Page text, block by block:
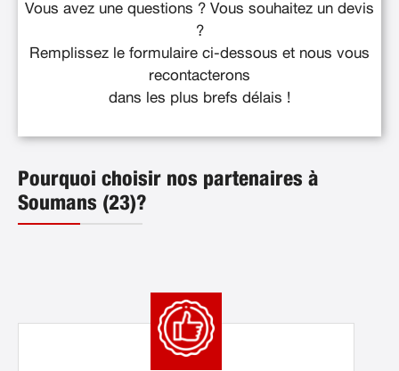
Vous avez une questions ? Vous souhaitez un devis
?
Remplissez le formulaire ci-dessous et nous vous
recontacterons
dans les plus brefs délais !
Pourquoi choisir nos partenaires à
Soumans (23)?